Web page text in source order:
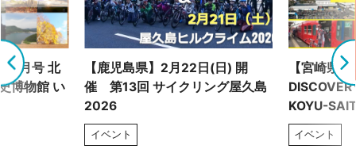
6月号 北
博物館 い
【鹿児島県】2月22日(日) 開
催 第13回 サイクリング屋久島
2026
イベント
【宮崎県
KOYU-
イベント